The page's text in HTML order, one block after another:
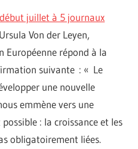
juillet à 5 journaux
Von der Leyen,
Européenne répond à la
suivante : « Le
une nouvelle
emmène vers une
: la croissance et les
obligatoirement liées.